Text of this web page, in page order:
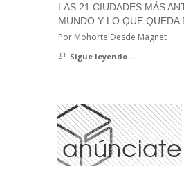
LAS 21 CIUDADES MÁS
MUNDO Y LO QUE QUEDA
Por Mohorte Desde Magnet
Sigue leyendo...